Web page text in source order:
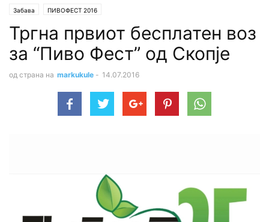
Забава ПИВОФЕСТ 2016
Тргна првиот бесплатен воз
за “Пиво Фест” од Скопје
од страна на markukule - 14.07.2016